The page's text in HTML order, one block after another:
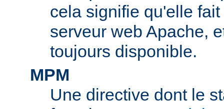
cela signifie qu'elle
serveur web Apache,
toujours disponible.
MPM
Une directive dont le